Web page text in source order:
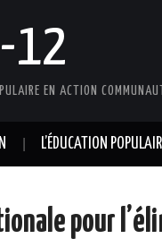
12
EN ACTION
L’ÉDUCATION
pour